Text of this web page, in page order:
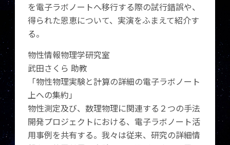
を電子ラボノートへ移行する際の試行錯誤や、
得られた恩恵について、実演をふまえて紹介す
る。
物性情報物理学研究室
武田さくら 助教
「物性物理実験と計算の詳細の電子ラボノート
上への集約」
物性測定及び、数理物理に関連する２つの手法
開発プロジェクトにおける、電子ラボノート活
用事例を共有する。我々は従来、研究の詳細情